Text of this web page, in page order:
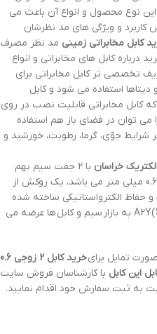
نوع محصول و انواع آن باعث می
کاربرد و ویژگی ‌های مد نظرشان
کابل مخابراتی زمینی مد نظر مصرف
درباره کابل های مخابراتی و انواع
تخصصی تر کابل مخابراتی برای
و دیتاها استفاده می شود و کابل
کابل مخابراتی قابلیت نصب در روی
می توان در فضای باز هم استفاده
شرایط جوّی، گرما، رطوبت، خورشید و
با 2 جفت سیم بهم
تابیده شده رنگی که دارای سطح مقطع 0.6 میلی متر می باشد، یک روکش از
حفاظ الکترواستاتیکی ساخته شده
است و با کُد مشخصه نامگذاری A2Y(ST)2Y به بازار سیم و کابل ها عرضه می
تمایل برای
خرید کابل 2 زوجی 0.6
این کابل با کارشناسان فروش سایت
به ثبت سفارش خود اقدام نمایید.